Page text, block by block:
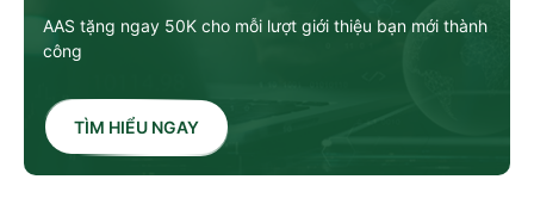
AAS tặng ngay 50K cho mỗi lượt giới thiệu bạn mới thành
công
TÌM HIỂU NGAY